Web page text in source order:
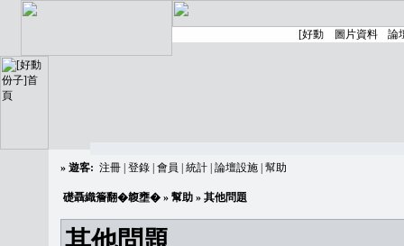
» 遊客: 注冊 登錄 會員 統計 論壇設施 幫助
礎聶織簷翻�䪖壅� » 幫助 » 其他問題